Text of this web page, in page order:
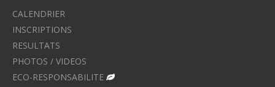
CALENDRIER
INSCRIPTIONS
RESULTATS
PHOTOS / VIDEOS
ECO-RESPONSABILITE